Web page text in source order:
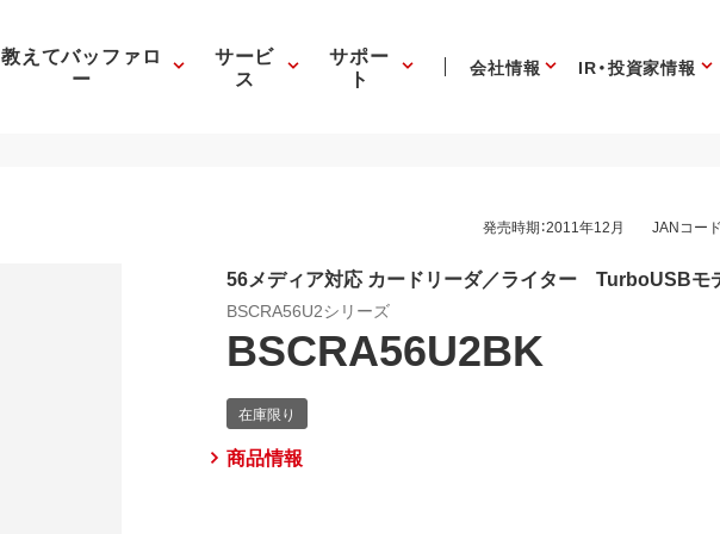
教えてバッファロ
ー
サービ
ス
サポー
ト 会社情報 IR・投資家情報
発売時期：2011年12月 JANコー
56メディア対応 カードリーダ／ライター TurboUSBモ
BSCRA56U2シリーズ
BSCRA56U2BK
商品情報